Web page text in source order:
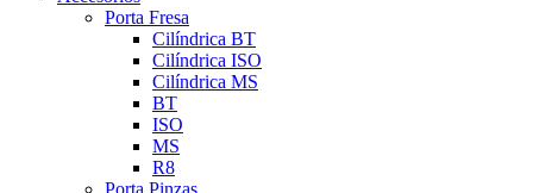
Porta Fresa
Cilíndrica BT
Cilíndrica ISO
Cilíndrica MS
BT
ISO
MS
R8
Porta Pinzas